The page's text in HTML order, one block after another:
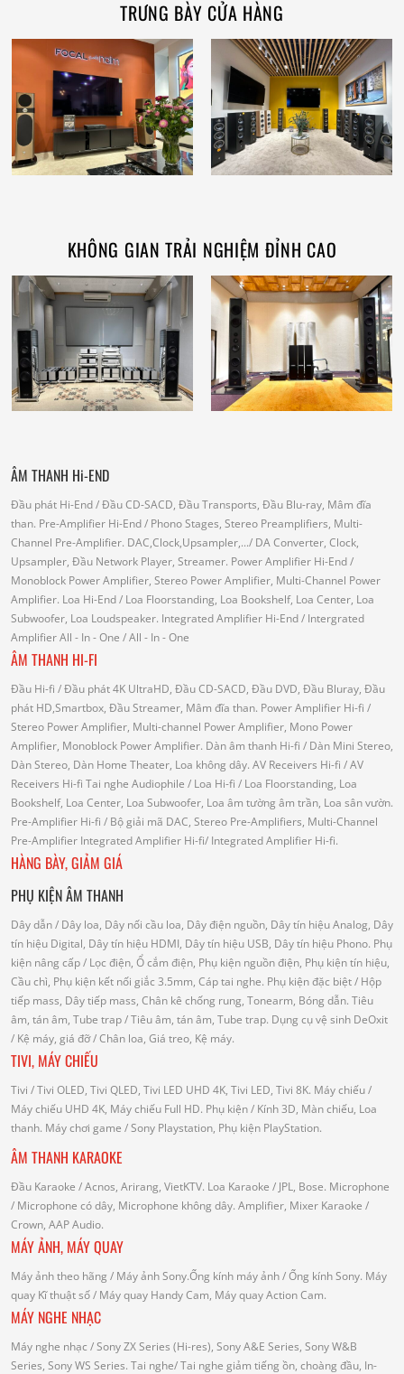
TRƯNG BÀY CỬA HÀNG
KHÔNG GIAN TRẢI NGHIỆM ĐỈNH CAO
ÂM THANH Hi-END
Đầu phát Hi-End/ Đầu CD-SACD, Đầu Transports, Đầu Blu-ray, Mâm đĩa
than. Pre-Amplifier Hi-End/ Phono Stages, Stereo Preamplifiers, Multi-
Channel Pre-Amplifier. DAC,Clock,Upsampler,.../ DA Converter, Clock,
Upsampler, Đầu Network Player, Streamer. Power Amplifier Hi-End/
Monoblock Power Amplifier, Stereo Power Amplifier, Multi-Channel Power
Amplifier. Loa Hi-End/ Loa Floorstanding, Loa Bookshelf, Loa Center, Loa
Subwoofer, Loa Loudspeaker. Integrated Amplifier Hi-End/ Intergrated
AmplifierAll - In - One / All - In - One
ÂM THANH HI-FI
Đầu Hi-fi / Đầu phát 4K UltraHD, Đầu CD-SACD, Đầu DVD, Đầu Bluray, Đầu
phát HD,Smartbox, Đầu Streamer, Mâm đĩa than. Power Amplifier Hi-fi /
Stereo Power Amplifier, Multi-channel Power Amplifier, Mono Power
Amplifier, Monoblock Power Amplifier. Dàn âm thanh Hi-fi / Dàn Mini Stereo,
Dàn Stereo, Dàn Home Theater, Loa không dây. AV Receivers Hi-fi / AV
Receivers Hi-fi Tai nghe Audiophile / Loa Hi-fi / Loa Floorstanding, Loa
Bookshelf, Loa Center, Loa Subwoofer, Loa âm tường âm trần, Loa sân vườn.
Pre-Amplifier Hi-fi / Bộ giải mã DAC, Stereo Pre-Amplifiers, Multi-Channel
Pre-Amplifier Integrated Amplifier Hi-fi/ Integrated Amplifier Hi-fi.
HÀNG BÀY, GIẢM GIÁ
PHỤ KIỆN ÂM THANH
Dây dẫn/ Dây loa, Dây nối cầu loa, Dây điện nguồn, Dây tín hiệu Analog, Dây
tín hiệu Digital, Dây tín hiệu HDMI, Dây tín hiệu USB, Dây tín hiệu Phono. Phụ
kiện nâng cấp/ Lọc điện, Ổ cắm điện, Phụ kiện nguồn điện, Phụ kiện tín hiệu,
Cầu chì, Phụ kiện kết nối giắc 3.5mm, Cáp tai nghe. Phụ kiện đặc biệt/ Hộp
tiếp mass, Dây tiếp mass, Chân kê chống rung, Tonearm, Bóng dẫn. Tiêu
âm, tán âm, Tube trap/ Tiêu âm, tán âm, Tube trap. Dụng cụ vệ sinh DeOxit
/ Kệ máy, giá đỡ/ Chân loa, Giá treo, Kệ máy.
TIVI, MÁY CHIẾU
Tivi / Tivi OLED, Tivi QLED, Tivi LED UHD 4K, Tivi LED, Tivi 8K. Máy chiếu/
Máy chiếu UHD 4K, Máy chiếu Full HD. Phụ kiện/ Kính 3D, Màn chiếu, Loa
thanh. Máy chơi game / Sony Playstation, Phụ kiện PlayStation.
ÂM THANH KARAOKE
Đầu Karaoke / Acnos, Arirang, VietKTV. Loa Karaoke / JPL, Bose. Microphone
/ Microphone có dây, Microphone không dây. Amplifier, Mixer Karaoke /
Crown, AAP Audio.
MÁY ẢNH, MÁY QUAY
Máy ảnh theo hãng / Máy ảnh Sony.Ống kính máy ảnh / Ống kính Sony. Máy
quay Kĩ thuật số/ Máy quay Handy Cam, Máy quay Action Cam.
MÁY NGHE NHẠC
Máy nghe nhạc / Sony ZX Series (Hi-res), Sony A&E Series, Sony W&B
Series, Sony WS Series. Tai nghe/ Tai nghe giảm tiếng ồn, choàng đầu, In-